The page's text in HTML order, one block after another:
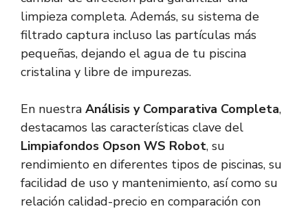
limpieza completa. Además, su sistema de
filtrado captura incluso las partículas más
pequeñas, dejando el agua de tu piscina
cristalina y libre de impurezas.
En nuestra Análisis y Comparativa Completa,
destacamos las características clave del
Limpiafondos Opson WS Robot, su
rendimiento en diferentes tipos de piscinas, su
facilidad de uso y mantenimiento, así como su
relación calidad-precio en comparación con